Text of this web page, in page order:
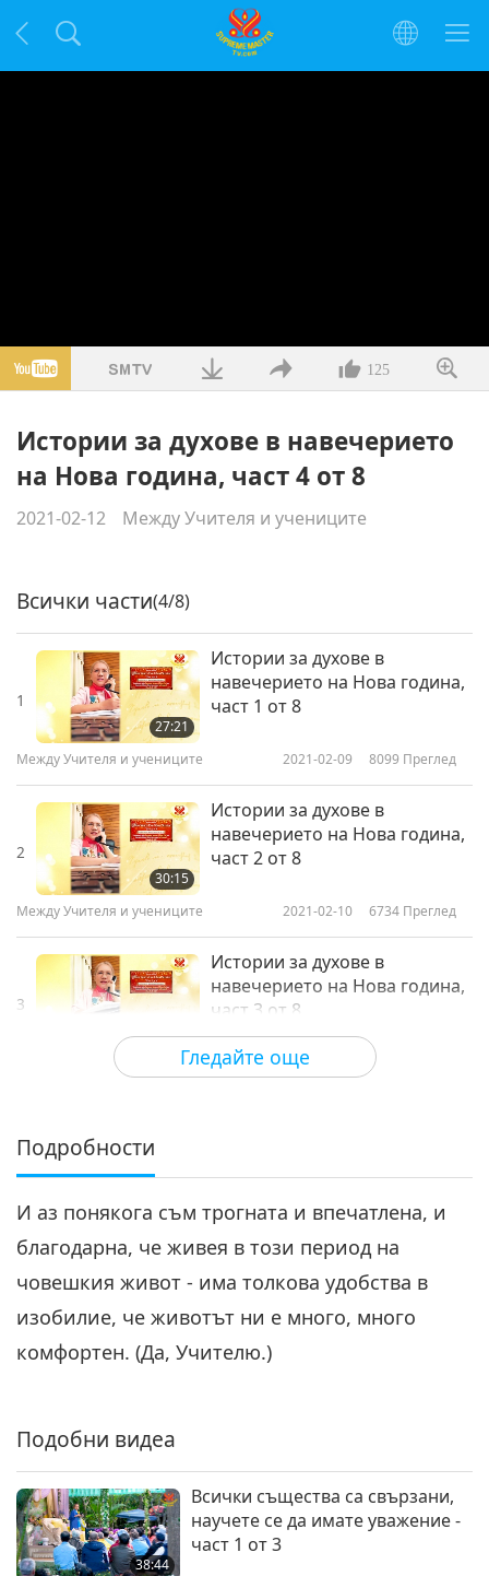
125
Истории за духове в навечерието
на Нова година, част 4 от 8
2021-02-12 Между Учителя и учениците
Гледайте още
Всички части(4/8)
1
27:21
Истории за духове в
навечерието на Нова година,
част 1 от 8
Между Учителя и учениците 2021-02-09 8099 Преглед
2
30:15
Истории за духове в
навечерието на Нова година,
част 2 от 8
Между Учителя и учениците 2021-02-10 6734 Преглед
3
Истории за духове в
навечерието на Нова година,
част 3 от 8
Между Учителя и учениците 2021-02-11 6143
26:15
Между Учителя и учениците 2021-02-12 6281Преглед
Истории за духове в
навечерието на Нова година,
част 5 от 8
Между Учителя и учениците
29:58
част 6 от 8
Между Учителя и учениците 2021-02-14 6332Преглед
Подробности
И аз понякога съм трогната и впечатлена, и
благодарна, че живея в този период на
човешкия живот - има толкова удобства в
изобилие, че животът ни е много, много
комфортен. (Да, Учителю.)
Подобни видеа
38:44
Всички същества са свързани,
научете се да имате уважение -
част 1 от 3